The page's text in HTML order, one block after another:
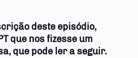
deste episódio,
que nosfizesse um
que pode ler a seguir.